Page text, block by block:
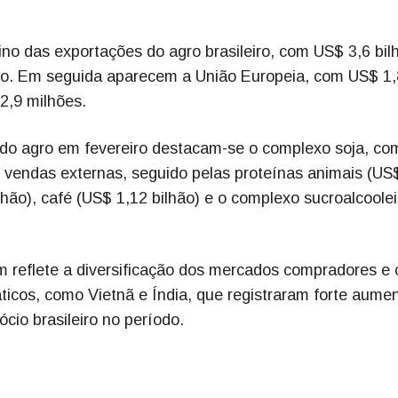
das exportações do agro brasileiro, com US$ 3,6
Em seguida aparecem a União Europeia, com US$
milhões.
agro em fevereiro destacam-se o complexo soja,
externas, seguido pelas proteínas animais
café (US$ 1,12 bilhão) e o complexo
reflete a diversificação dos mercados compradores e
como Vietnã e Índia, que registraram forte
brasileiro no período.